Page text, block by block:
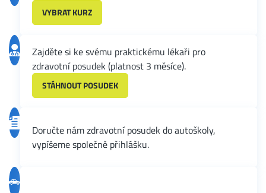
VYBRAT KURZ
Zajděte si ke svému praktickému lékaři pro
zdravotní posudek (platnost 3 měsíce).
STÁHNOUT POSUDEK
Doručte nám zdravotní posudek do autoškoly,
vypíšeme společně přihlášku.